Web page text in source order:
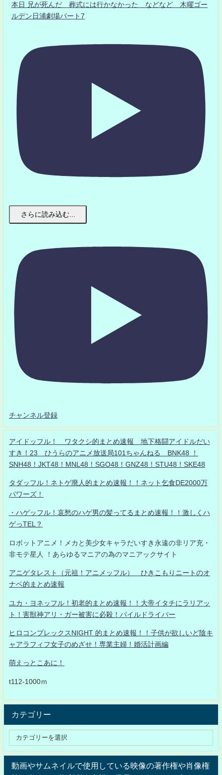
本日 兄が死んだ 葬式には行かなかった などなど 木曜ゴー
ルデン日浦劇場パート7
さらに読み込む...
チャンネル登録
アイドッフル！ ワタクシ的まとめ速報 地下格闘アイドルだい
すき！23 ひうらのアニメ放送局101ちゃんねる BNK48 ！
SNH48！JKT48！MNL48！SGO48！GNZ48！STU48！SKE48
タダッフル！ネトゲ廃人的まとめ速報！！ネット乞食DE2000万
パワーズ！
・ハゲッフル！哀愁のハゲ男の髪ってるまとめ速報！！激しくハ
ゲっTEL？
ロボットアニメ！メカと美少女キャラだいすき永遠の非リア充・
非モテ星人 ！あらゆるマニアの為のマニアックサイト
アニゲタレスト（元祖！アニメッフル） ひきこもりニートのオ
ナベ的まとめ速報
ユカ・ヨネッフル！初老的まとめ速報！！大帝イタチにラリアッ
ト！害獣神アリ・ガー被害に必殺！パイルドライバー
ヒロコンプレックスNIGHT 的まとめ速報！！子供が欲しいど陰キ
ャアラフィフ女子のめざせ！専業主婦！婚活計画編
萌えっとこあに！
t112-1000ｍ
カテゴリー
動画やサムネイルで使用している映像の著作権や肖像権